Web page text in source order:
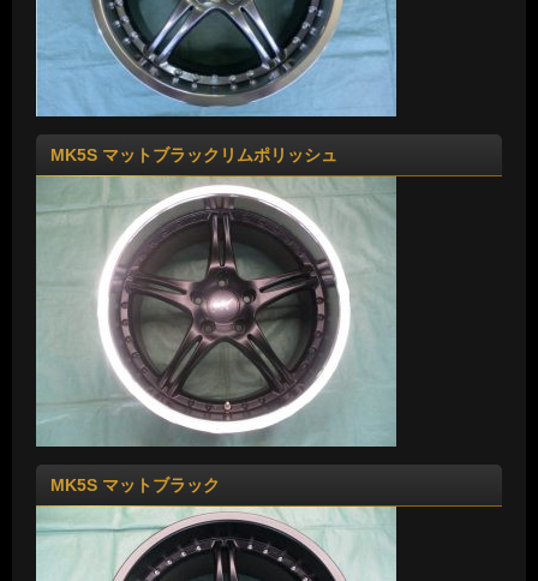
MK5S マットブラックリムポリッシュ
MK5S マットブラック